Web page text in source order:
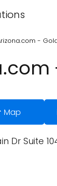
-
Map
Dr Suite